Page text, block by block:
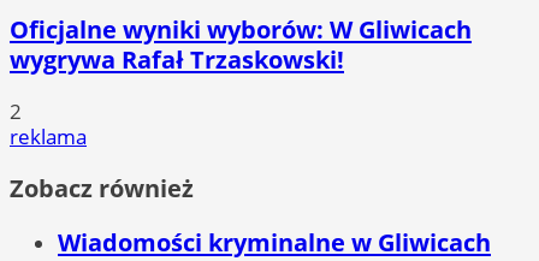
Oficjalne wyniki wyborów: W Gliwicach
wygrywa Rafał Trzaskowski!
2
reklama
Zobacz również
Wiadomości kryminalne w Gliwicach